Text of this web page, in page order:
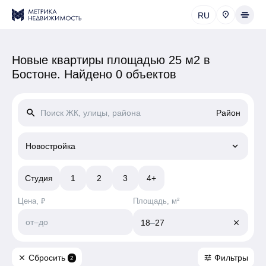
RU
Новые квартиры площадью 25 м2 в
Бостоне. Найдено 0 объектов
search Район
Новостройка keyboard_arrow_down
Студия 1 2 3 4+
Цена, ₽
от–до
Площадь, м²
18–27 close
close Сбросить 2 tune Фильтры